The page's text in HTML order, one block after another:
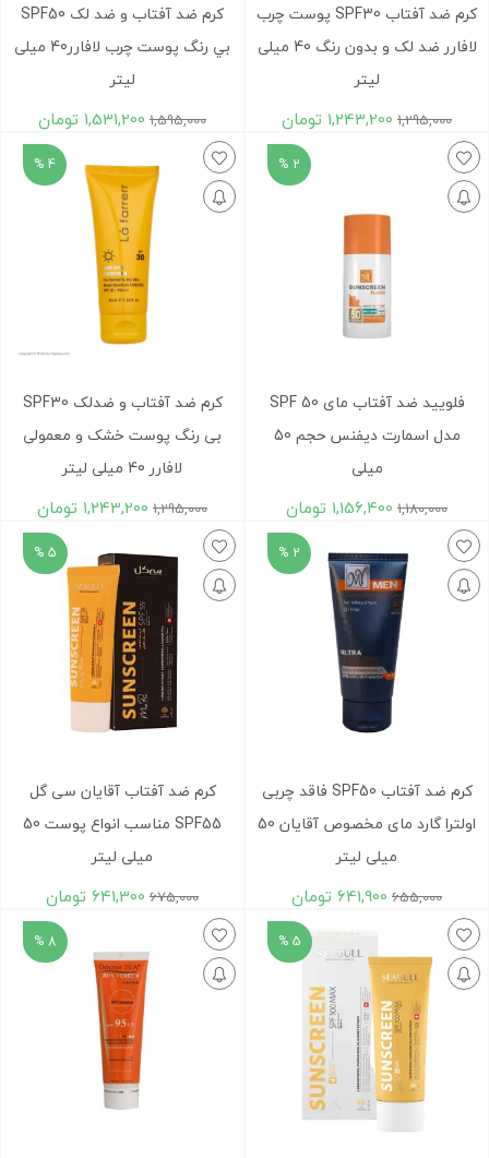
کرم ضد آفتاب SPF30 پوست چرب
لافارر ضد لک و بدون رنگ 40 میلی
لیتر
1,295,000
1,243,200 تومان
کرم ضد آفتاب و ضد لک SPF50
بي رنگ پوست چرب لافارر40 میلی
لیتر
1,595,000
1,531,200 تومان
2 %
فلوييد ضد آفتاب مای SPF 50
مدل اسمارت ديفنس حجم 50
ميلی
1,180,000
1,156,400 تومان
4 %
کرم ضد آفتاب و ضدلک SPF30
بی رنگ پوست خشک و معمولی
لافارر 40 میلی لیتر
1,295,000
1,243,200 تومان
2 %
کرم ضد آفتاب SPF50 فاقد چربی
اولترا گارد مای مخصوص آقایان 50
میلی لیتر
655,000
641,900 تومان
5 %
کرم ضد آفتاب آقایان سی گل
SPF55 مناسب انواع پوست 50
میلی لیتر
675,000
641,300 تومان
5 %
8 %